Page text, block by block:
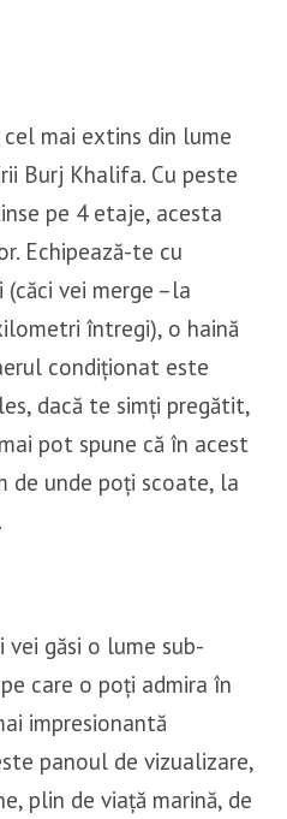
mai extins din lume
Burj Khalifa. Cu peste
pe 4 etaje, acesta
Echipează-te cu
(căci vei merge –la
întregi), o haină
condiționat este
dacă te simți pregătit,
pot spune că în acest
de unde poți scoate, la
găsi o lume sub-
care o poți admira în
impresionantă
panoul de vizualizare,
plin de viață marină, de